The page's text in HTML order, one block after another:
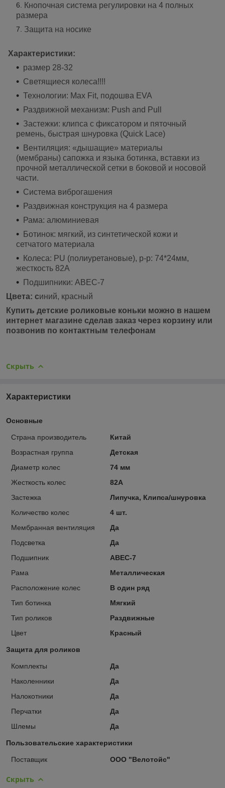
Кнопочная система регулировки на 4 полных
размера
Защита на носике
Характеристики:
размер 28-32
Светящиеся колеса!!!!
Технологии: Max Fit, подошва EVA
Раздвижной механизм: Push and Pull
Застежки: клипса с фиксатором и пяточный
ремень, быстрая шнуровка (Quick Lace)
Вентиляция: «дышащие» материалы
(мембраны) сапожка и языка ботинка, вставки из
прочной металлической сетки в боковой и носовой
части.
Система виброгашения
Раздвижная конструкция на 4 размера
Рама: алюминиевая
Ботинок: мягкий, из синтетической кожи и
сетчатого материала
Колеса: PU (полиуретановые), p-p: 74*24мм,
жесткость 82A
Подшипники: ABEC-7
Цвета: синий, красный
Купить детские роликовые коньки можно в нашем
интернет магазине сделав заказ через корзину или
позвонив по контактным телефонам
Скрыть
Характеристики
Основные
Страна производитель
Китай
Возрастная группа
Детская
Диаметр колес
74 мм
Жесткость колес
82А
Застежка
Липучка, Клипса/шнуровка
Количество колес
4 шт.
Мембранная вентиляция
Да
Подсветка
Да
Подшипник
ABEC-7
Рама
Металлическая
Расположение колес
В один ряд
Тип ботинка
Мягкий
Тип роликов
Раздвижные
Цвет
Красный
Защита для роликов
Комплекты
Да
Наколенники
Да
Налокотники
Да
Перчатки
Да
Шлемы
Да
Пользовательские характеристики
Поставщик ООО "Велотойс"
Скрыть